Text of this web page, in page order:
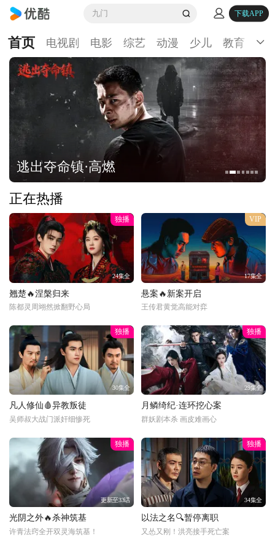
九门 下载APP
首页 电视剧 电影 综艺 动漫 少儿 教育 生
逃出夺命镇·高燃
正在热播
独播
24集全
翘楚🔥涅槃归来
陈都灵周翊然掀翻野心局
VIP
17集全
悬案🔥新案开启
王传君黄觉高能对弈
独播
30集全
凡人修仙🩸异教叛徒
吴师叔大战门派奸细惨死
独播
29集全
月鳞绮纪·连环挖心案
群妖剧本杀 画皮难画心
独播
更新至33话
光阴之外🔥杀神筑基
许青法窍全开双灵海筑基！
独播
34集全
以法之名🔍暂停离职
又怂又刚！洪亮接手死亡案